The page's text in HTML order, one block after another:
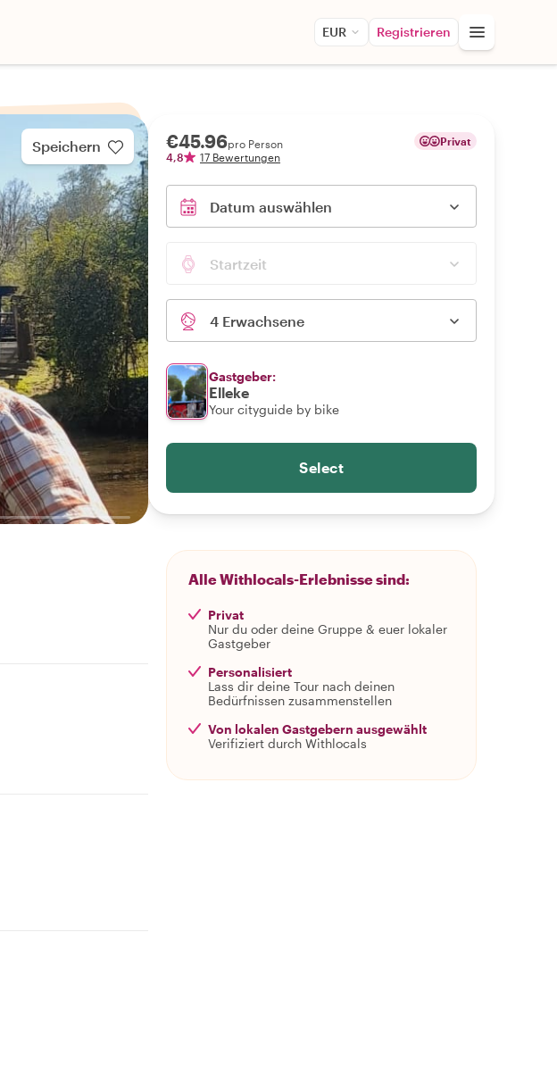
EUR Registrieren
Speichern €45.96pro Person
4,8
17 Bewertungen
Privat
Datum auswählen
Startzeit
4 Erwachsene
Gastgeber:
Elleke
Your cityguide by bike
Select
Alle Withlocals-Erlebnisse sind:
Privat
Nur du oder deine Gruppe & euer lokaler
Gastgeber
Personalisiert
Lass dir deine Tour nach deinen
Bedürfnissen zusammenstellen
Von lokalen Gastgebern ausgewählt
Verifiziert durch Withlocals